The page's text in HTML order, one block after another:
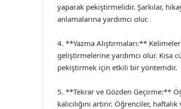
yaparak pekiştirmelidir. Şarkılar,
anlamalarına yardımcı olur.
4. **Yazma Alıştırmaları:**
geliştirmelerine yardımcı olur. Kısa
pekiştirmek için etkili bir yöntemdir.
5. **Tekrar ve Gözden Geçirme:**
kalıcılığını artırır. Öğrenciler,